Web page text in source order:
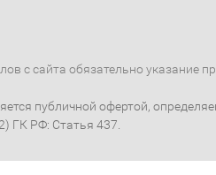
с сайта обязательно указание
публичной офертой,
ГК РФ: Статья 437.